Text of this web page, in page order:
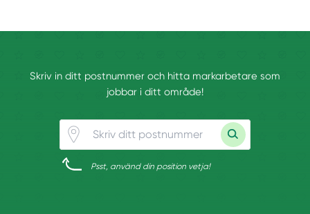
Skriv in ditt postnummer och hitta markarbetare som
jobbar i ditt område!
Psst, använd din position vetja!